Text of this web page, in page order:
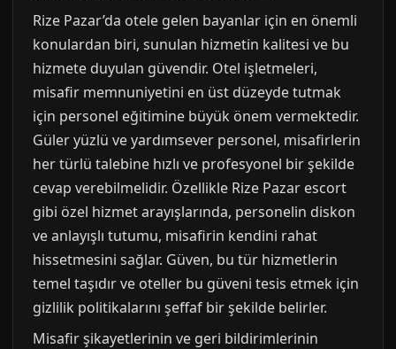
Rize Pazar’da otele gelen bayanlar için en önemli
konulardan biri, sunulan hizmetin kalitesi ve bu
hizmete duyulan güvendir. Otel işletmeleri,
misafir memnuniyetini en üst düzeyde tutmak
için personel eğitimine büyük önem vermektedir.
Güler yüzlü ve yardımsever personel, misafirlerin
her türlü talebine hızlı ve profesyonel bir şekilde
cevap verebilmelidir. Özellikle Rize Pazar escort
gibi özel hizmet arayışlarında, personelin diskon
ve anlayışlı tutumu, misafirin kendini rahat
hissetmesini sağlar. Güven, bu tür hizmetlerin
temel taşıdır ve oteller bu güveni tesis etmek için
gizlilik politikalarını şeffaf bir şekilde belirler.
Misafir şikayetlerinin ve geri bildirimlerinin